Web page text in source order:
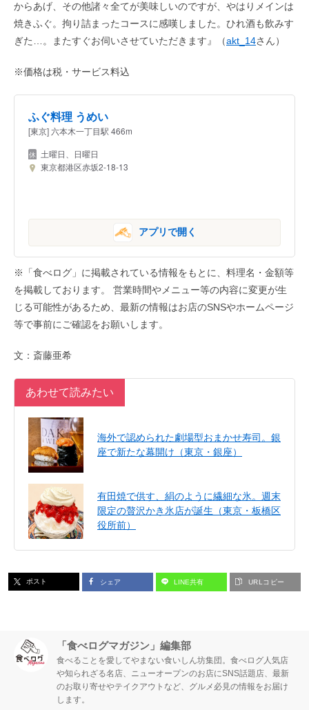
からあげ、その他諸々全てが美味しいのですが、やはりメインは
焼きふぐ。拘り詰まったコースに感嘆しました。ひれ酒も飲みす
ぎた…。またすぐお伺いさせていただきます』（akt_14さん）
※価格は税・サービス料込
ふぐ料理 うめい
[東京] 六本木一丁目駅 466m
土曜日、日曜日
東京都港区赤坂2-18-13
アプリで開く
※「食べログ」に掲載されている情報をもとに、料理名・金額等
を掲載しております。 営業時間やメニュー等の内容に変更が生
じる可能性があるため、最新の情報はお店のSNSやホームページ
等で事前にご確認をお願いします。
文：斎藤亜希
あわせて読みたい
海外で認められた劇場型おまかせ寿司。銀
座で新たな幕開け（東京・銀座）
有田焼で供す、絹のように繊細な氷。週末
限定の贅沢かき氷店が誕生（東京・板橋区
役所前）
ポスト シェア LINE共有 URLコピー
「食べログマガジン」編集部
食べることを愛してやまない食いしん坊集団。食べログ人気店
や知られざる名店、ニューオープンのお店にSNS話題店、最新
のお取り寄せやテイクアウトなど、グルメ必見の情報をお届け
します。